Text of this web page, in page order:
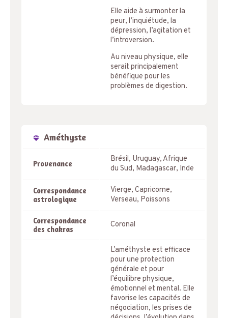
Elle aide à surmonter la
peur, l’inquiétude, la
dépression, l’agitation et
l’introversion.
Au niveau physique, elle
serait principalement
bénéfique pour les
problèmes de digestion.
Améthyste
Provenance
Brésil, Uruguay, Afrique
du Sud, Madagascar, Inde
Correspondance
astrologique
Vierge, Capricorne,
Verseau, Poissons
Correspondance
des chakras
Coronal
L’améthyste est efficace
pour une protection
générale et pour
l’équilibre physique,
émotionnel et mental. Elle
favorise les capacités de
négociation, les prises de